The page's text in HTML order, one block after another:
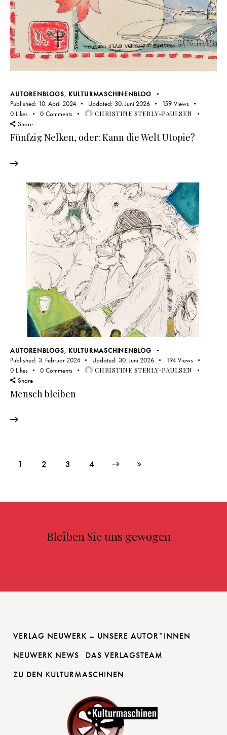
AUTORENBLOGS, KULTURMASCHINENBLOG
Published: 10. April 2024 Updated: 30. Juni 2026 159 Views
0 Likes 0 Comments
CHRISTINE STERLY-PAULSEN
Share
Fünfzig Nelken, oder: Kann die Welt Utopie?
AUTORENBLOGS, KULTURMASCHINENBLOG
Published: 3. Februar 2024 Updated: 30. Juni 2026 194 Views
0 Likes 0 Comments
CHRISTINE STERLY-PAULSEN
Share
Mensch bleiben
1 2 3 4
Next Last
Bleiben Sie uns gewogen
VERLAG NEUWERK – UNSERE AUTOR*INNEN
NEUWERK NEWS
DAS VERLAGSTEAM
ZU DEN KULTURMASCHINEN